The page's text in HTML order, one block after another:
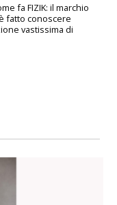
fa FIZIK: il marchio
fatto conoscere
vastissima di